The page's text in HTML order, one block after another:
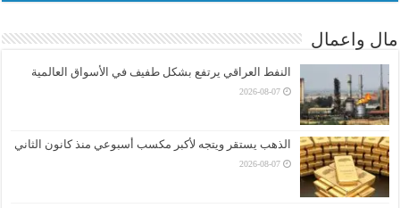
مال واعمال
النفط العراقي يرتفع بشكل طفيف في الأسواق العالمية
2026-08-07
الذهب يستقر ويتجه لأكبر مكسب أسبوعي منذ كانون الثاني
2026-08-07